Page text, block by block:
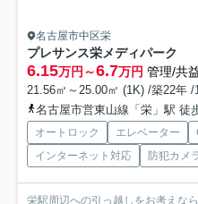
名古屋市中区栄
プレサンス栄メディパーク
6.15万円～6.7万円 管理/共
21.56㎡～25.00㎡ (1K) /築22年 /
名古屋市営東山線「栄」駅 徒
オートロック エレベーター
インターネット対応
防犯カメ
栄駅周辺への引っ越しをお考えな